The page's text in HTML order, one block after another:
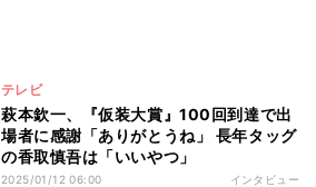
テレビ
萩本欽一、『仮装大賞』100回到達で出
場者に感謝「ありがとうね」 長年タッグ
の香取慎吾は「いいやつ」
2025/01/12 06:00 インタビュー